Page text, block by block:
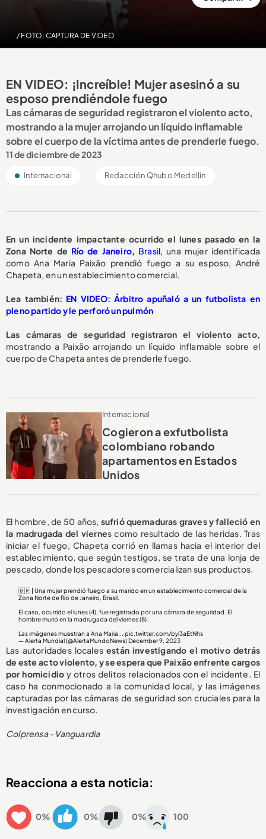
/ FOTO: CAPTURA DE VIDEO
EN VIDEO: ¡Increíble! Mujer asesinó a su
esposo prendiéndole fuego
Las cámaras de seguridad registraron el violento acto,
mostrando a la mujer arrojando un líquido inflamable
sobre el cuerpo de la víctima antes de prenderle fuego.
11 de diciembre de 2023
Internacional Redacción Qhubo Medellin
En un incidente impactante ocurrido el lunes pasado en la
Zona Norte de Río de Janeiro, Brasil, una mujer identificada
como Ana Maria Paixão prendió fuego a su esposo, André
Chapeta, en un establecimiento comercial.
Lea también: EN VIDEO: Árbitro apuñaló a un futbolista en
pleno partido y le perforó un pulmón
Las cámaras de seguridad registraron el violento acto,
mostrando a Paixão arrojando un líquido inflamable sobre el
cuerpo de Chapeta antes de prenderle fuego.
Internacional
Cogieron a exfutbolista
colombiano robando
apartamentos en Estados
Unidos
El hombre, de 50 años, sufrió quemaduras graves y falleció en
la madrugada del viernes como resultado de las heridas. Tras
iniciar el fuego, Chapeta corrió en llamas hacia el interior del
establecimiento, que según testigos, se trata de una lonja de
pescado, donde los pescadores comercializan sus productos.
🇧🇷 | Una mujer prendió fuego a su marido en un establecimiento comercial de la
Zona Norte de Río de Janeiro, Brasil.
El caso, ocurrido el lunes (4), fue registrado por una cámara de seguridad. El
hombre murió en la madrugada del viernes (8) .
Las imágenes muestran a Ana Maria...pic.twitter.com/byl3aEtNhs
— Alerta Mundial (@AlertaMundoNews)December 9, 2023
Las autoridades localesestán investigando el motivo detrás
de este acto violento, y se espera que Paixão enfrente cargos
por homicidio y otros delitos relacionados con el incidente. El
caso ha conmocionado a la comunidad local, y las imágenes
capturadas por las cámaras de seguridad son cruciales para la
investigación en curso.
Colprensa - Vanguardia
Reacciona a esta noticia:
0% 0% 0% 100